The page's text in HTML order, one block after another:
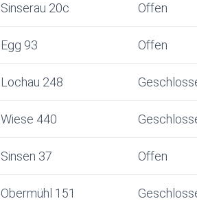
Sinserau 20c Offen
Egg 93 Offen
Lochau 248
Wiese 440
Sinsen 37 Offen
Obermühl 151